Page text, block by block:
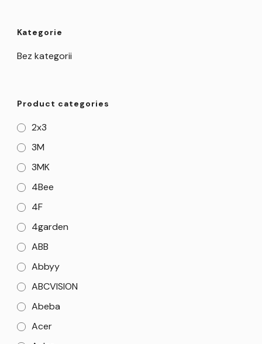
Kategorie
Bez kategorii
Product categories
2x3
3M
3MK
4Bee
4F
4garden
ABB
Abbyy
ABCVISION
Abeba
Acer